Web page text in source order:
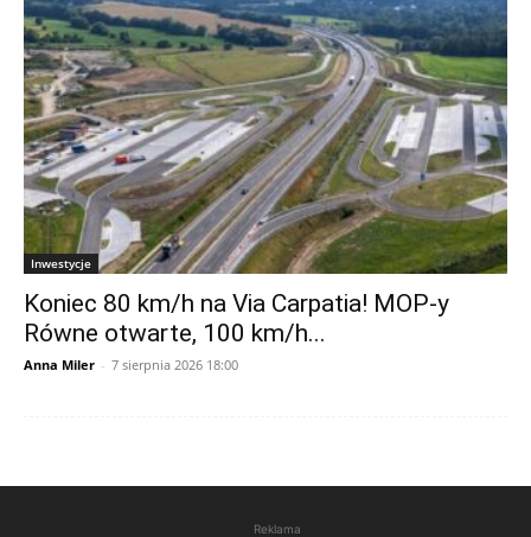
Inwestycje
Koniec 80 km/h na Via Carpatia! MOP-y
Równe otwarte, 100 km/h...
Anna Miler - 7 sierpnia 2026 18:00
Reklama